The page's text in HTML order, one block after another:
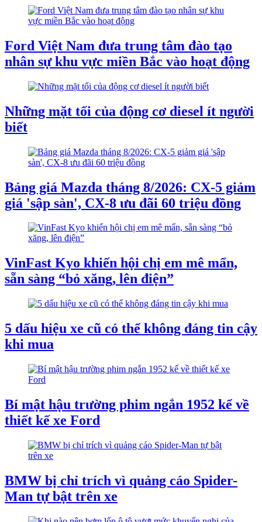
Ford Việt Nam đưa trung tâm đào tạo
nhân sự khu vực miền Bắc vào hoạt động
Những mặt tối của động cơ diesel ít người
biết
Bảng giá Mazda tháng 8/2026: CX-5 giảm
giá 'sập sàn', CX-8 ưu đãi 60 triệu đồng
VinFast Kyo khiến hội chị em mê mẩn,
sẵn sàng “bỏ xăng, lên điện”
5 dấu hiệu xe cũ có thể không đáng tin cậy
khi mua
Bí mật hậu trường phim ngắn 1952 kể về
thiết kế xe Ford
BMW bị chỉ trích vì quảng cáo Spider-
Man tự bật trên xe